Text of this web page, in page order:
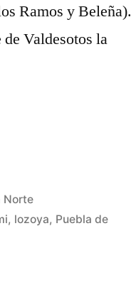
Ramos y Beleña).
Valdesotos la
Norte
, lozoya, Puebla de